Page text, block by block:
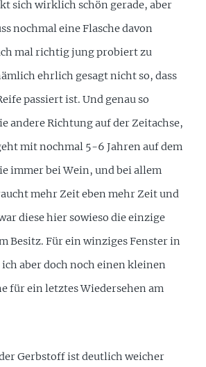
sich wirklich schön gerade, aber
nochmal eine Flasche davon
mal richtig jung probiert zu
ehrlich gesagt nicht so, dass
passiert ist. Und genau so
andere Richtung auf der Zeitachse,
mit nochmal 5-6 Jahren auf dem
immer bei Wein, und bei allem
mehr Zeit eben mehr Zeit und
diese hier sowieso die einzige
Besitz. Für ein winziges Fenster in
aber doch noch einen kleinen
für ein letztes Wiedersehen am
Gerbstoff ist deutlich weicher